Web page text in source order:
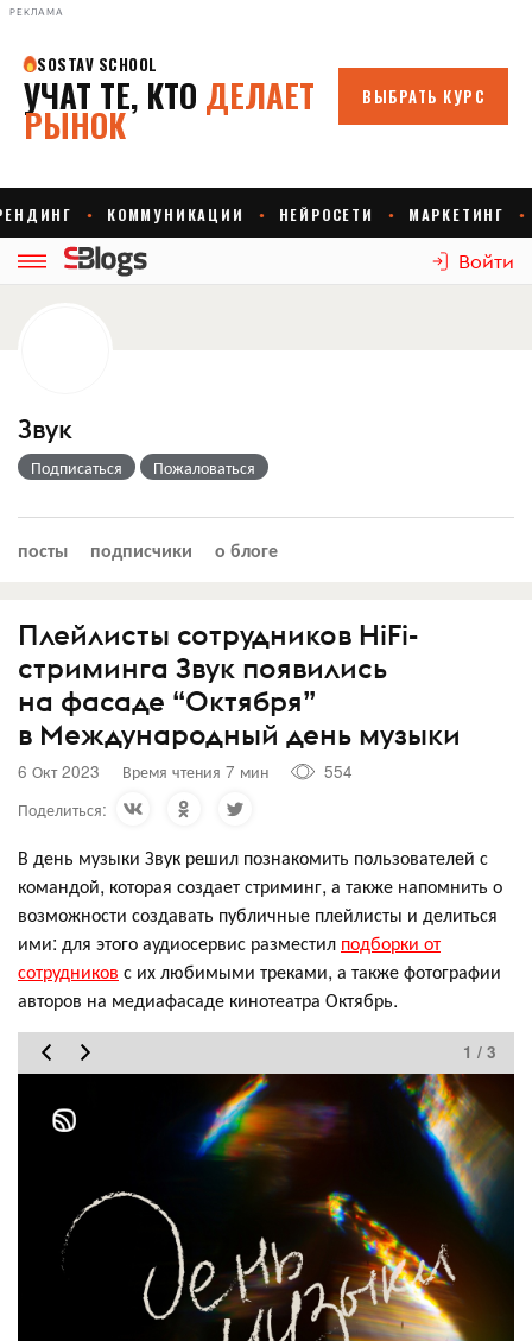
РЕКЛАМА
Войти
Звук
Подписаться Пожаловаться
посты подписчики о блоге
Плейлисты сотрудников HiFi-
стриминга Звук появились
на фасаде “Октября”
в Международный день музыки
6 Окт 2023 Время чтения 7 мин
554
Поделиться:
В день музыки Звук решил познакомить пользователей с
командой, которая создает стриминг, а также напомнить о
возможности создавать публичные плейлисты и делиться
ими: для этого аудиосервис разместил подборки от
сотрудников с их любимыми треками, а также фотографии
авторов на медиафасаде кинотеатра Октябрь.
1 / 3